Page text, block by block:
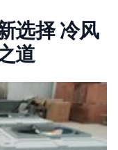
选择 冷风
道